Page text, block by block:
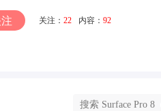
关注： 22 内容： 92